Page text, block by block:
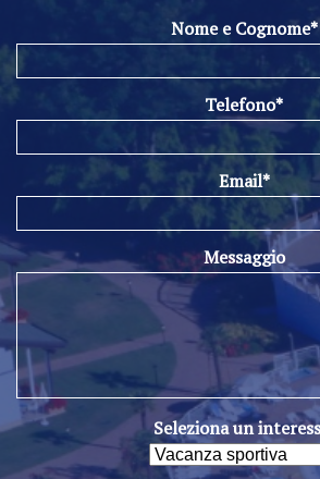
Nome e Cognome*
Telefono*
Email*
Messaggio
Seleziona un